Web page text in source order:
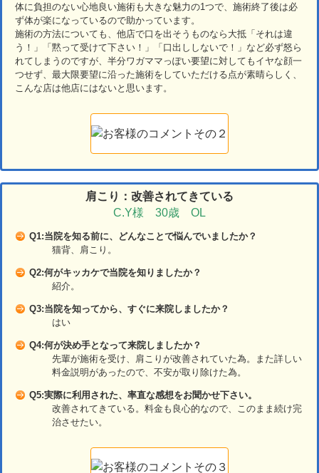
体に負担のない心地良い施術も大きな魅力の1つで、施術終了後は必
ず体が楽になっているので助かっています。
施術の方法についても、他店で口を出そうものなら大抵「それは違
う！」「黙って受けて下さい！」「口出ししないで！」など必ず怒ら
れてしまうのですが、半分ワガママっぽい要望に対してもイヤな顔一
つせず、最大限要望に沿った施術をしていただける点が素晴らしく、
こんな店は他店にはないと思います。
肩こり：改善されてきている
C.Y様 30歳 OL
Q1:当院を知る前に、どんなことで悩んでいましたか？
猫背、肩こり。
Q2:何がキッカケで当院を知りましたか？
紹介。
Q3:当院を知ってから、すぐに来院しましたか？
はい
Q4:何が決め手となって来院しましたか？
先輩が施術を受け、肩こりが改善されていた為。また詳しい
料金説明があったので、不安が取り除けた為。
Q5:実際に利用された、率直な感想をお聞かせ下さい。
改善されてきている。料金も良心的なので、このまま続け完
治させたい。